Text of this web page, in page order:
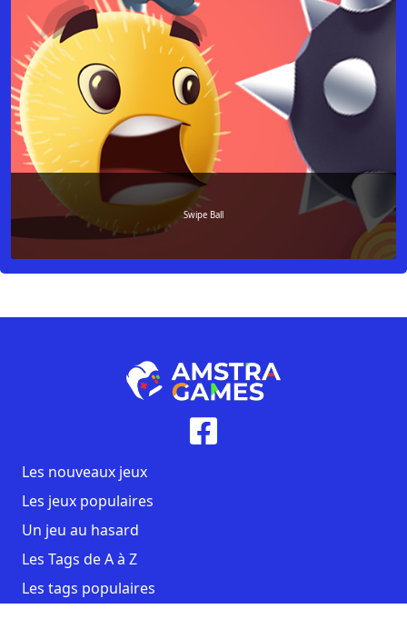
Swipe Ball
Les nouveaux jeux
Les jeux populaires
Un jeu au hasard
Les Tags de A à Z
Les tags populaires